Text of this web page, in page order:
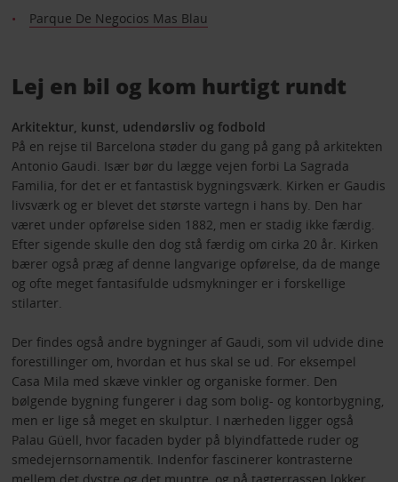
Parque De Negocios Mas Blau
Lej en bil og kom hurtigt rundt
Arkitektur, kunst, udendørsliv og fodbold
På en rejse til Barcelona støder du gang på gang på arkitekten
Antonio Gaudi. Især bør du lægge vejen forbi La Sagrada
Familia, for det er et fantastisk bygningsværk. Kirken er Gaudis
livsværk og er blevet det største vartegn i hans by. Den har
været under opførelse siden 1882, men er stadig ikke færdig.
Efter sigende skulle den dog stå færdig om cirka 20 år. Kirken
bærer også præg af denne langvarige opførelse, da de mange
og ofte meget fantasifulde udsmykninger er i forskellige
stilarter.
Der findes også andre bygninger af Gaudi, som vil udvide dine
forestillinger om, hvordan et hus skal se ud. For eksempel
Casa Mila med skæve vinkler og organiske former. Den
bølgende bygning fungerer i dag som bolig- og kontorbygning,
men er lige så meget en skulptur. I nærheden ligger også
Palau Güell, hvor facaden byder på blyindfattede ruder og
smedejernsornamentik. Indenfor fascinerer kontrasterne